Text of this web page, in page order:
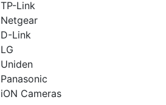
TP-Link
Netgear
D-Link
LG
Uniden
Panasonic
iON Cameras